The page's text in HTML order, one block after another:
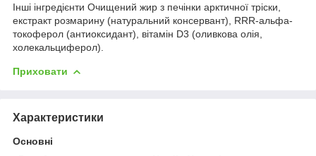
Інші інгредієнти Очищений жир з печінки арктичної тріски,
екстракт розмарину (натуральний консервант), RRR-альфа-
токоферол (антиоксидант), вітамін D3 (оливкова олія,
холекальциферол).
Приховати
Характеристики
Основні